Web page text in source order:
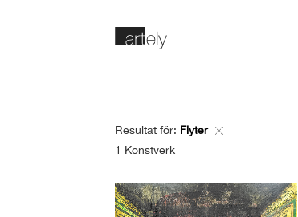
Resultat för: Flyter
1 Konstverk